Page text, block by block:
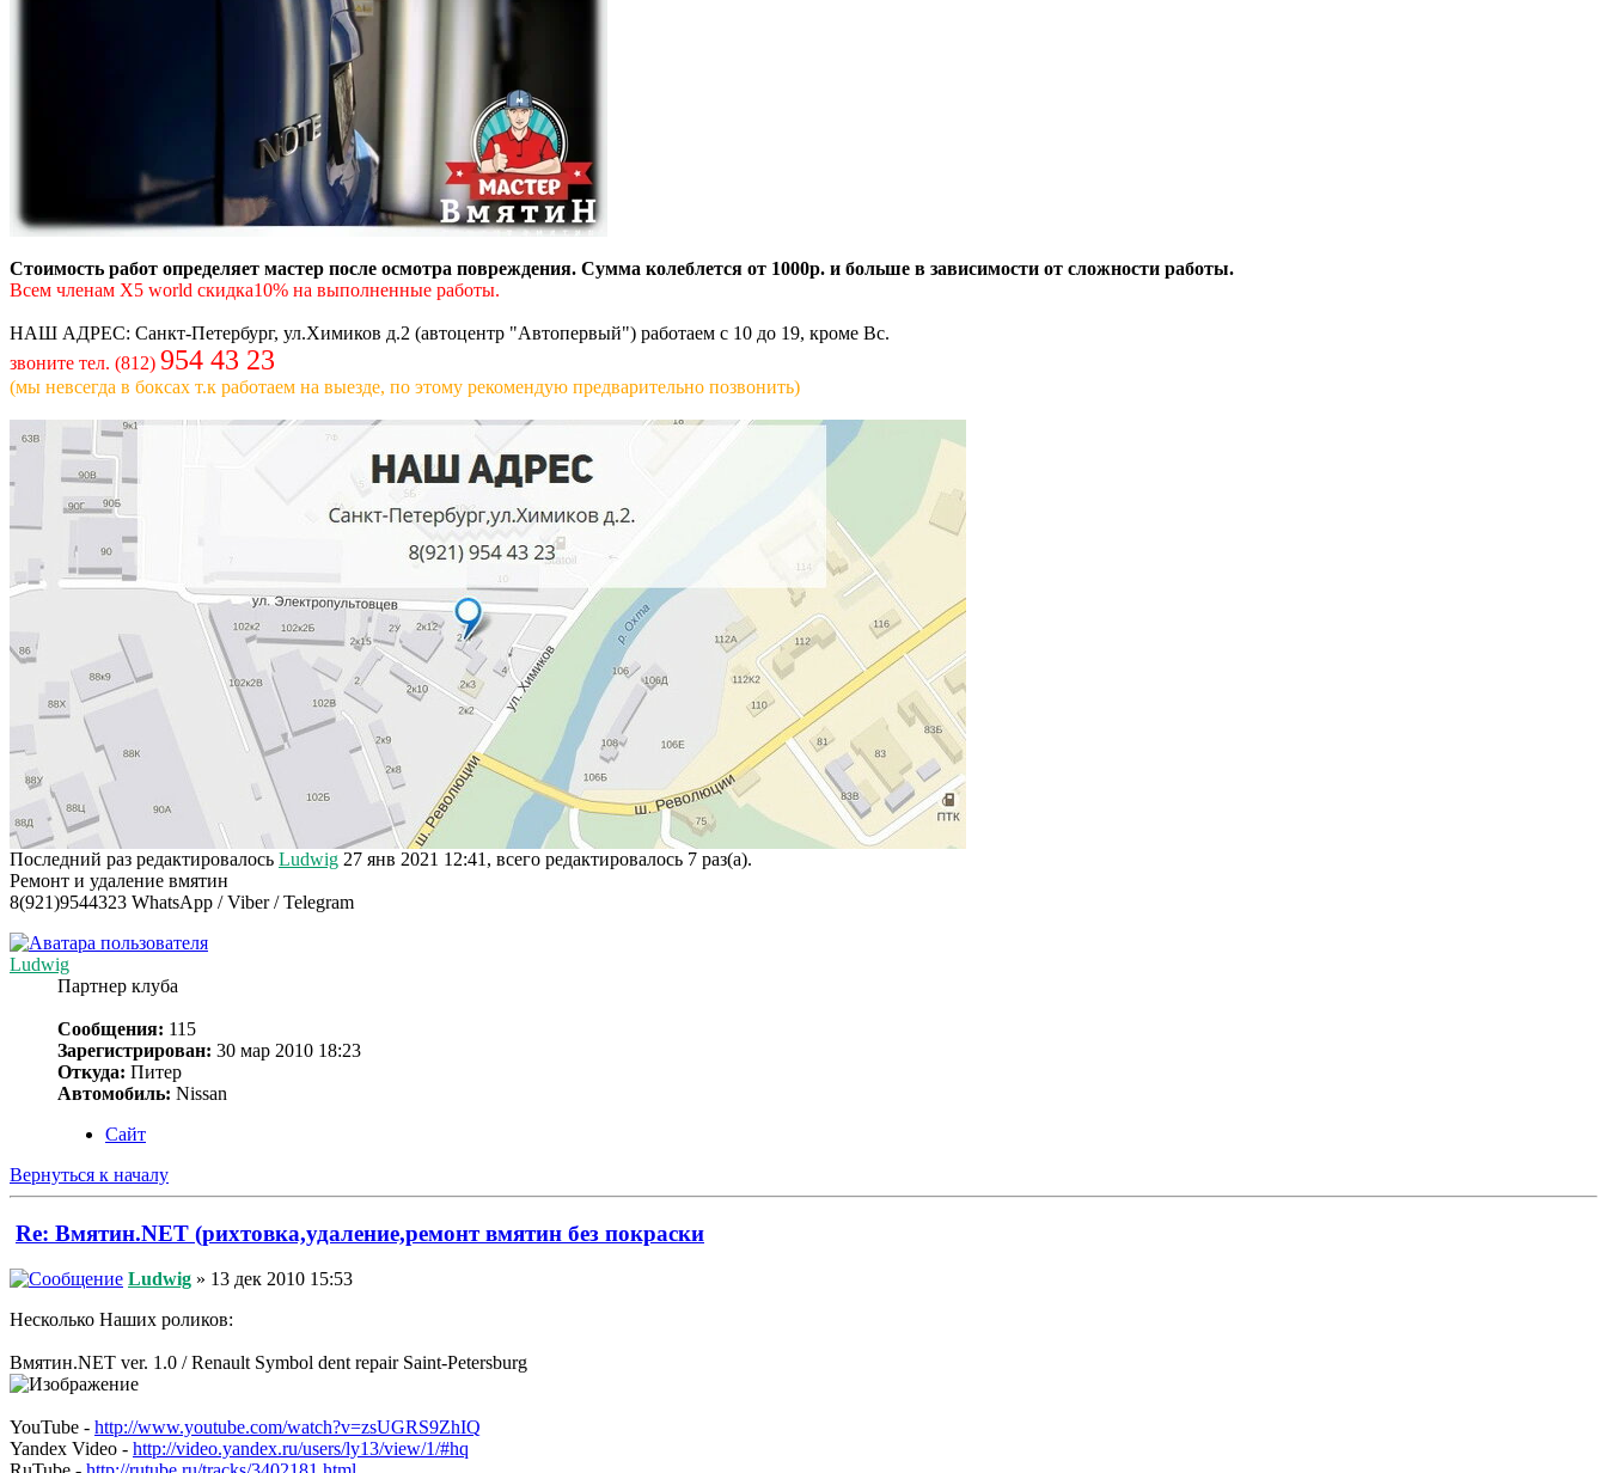
Стоимость работ определяет мастер после осмотра повреждения. Сумма колеблется от 1000р. и больше в зависимости от сложности работы.
Всем членам X5 world скидка10% на выполненные работы.
НАШ АДРЕС: Санкт-Петербург, ул.Химиков д.2 (автоцентр "Автопервый") работаем с 10 до 19, кроме Вс.
звоните тел. (812) 954 43 23
(мы невсегда в боксах т.к работаем на выезде, по этому рекомендую предварительно позвонить)
Последний раз редактировалось Ludwig 27 янв 2021 12:41, всего редактировалось 7 раз(а).
Ремонт и удаление вмятин
8(921)9544323 WhatsApp / Viber / Telegram
Ludwig
Партнер клуба
Сообщения: 115
Зарегистрирован: 30 мар 2010 18:23
Откуда: Питер
Автомобиль: Nissan
Сайт
Вернуться к началу
Re: Вмятин.NET (рихтовка,удаление,ремонт вмятин без покраски
Ludwig » 13 дек 2010 15:53
Несколько Наших роликов:
Вмятин.NET ver. 1.0 / Renault Symbol dent repair Saint-Petersburg
YouTube - http://www.youtube.com/watch?v=zsUGRS9ZhIQ
Yandex Video - http://video.yandex.ru/users/ly13/view/1/#hq